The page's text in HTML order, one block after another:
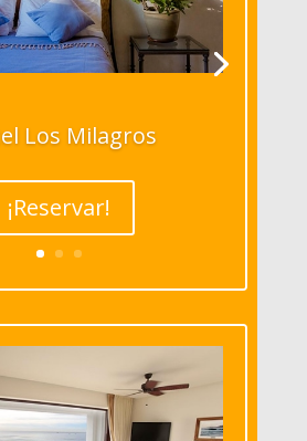
Los Milagros
¡Reservar!